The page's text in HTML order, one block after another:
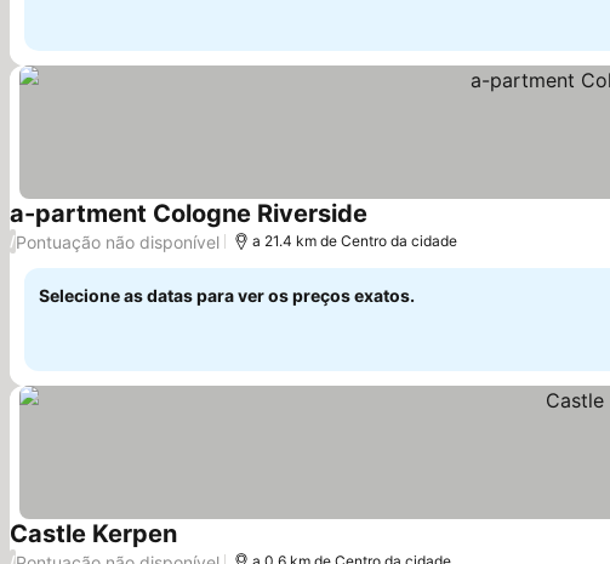
a-partment Cologne Riverside
/Pontuação não disponível a 21.4 km de Centro da cidade
Selecione as datas para ver os preços exatos.
Castle KerpenVer preços